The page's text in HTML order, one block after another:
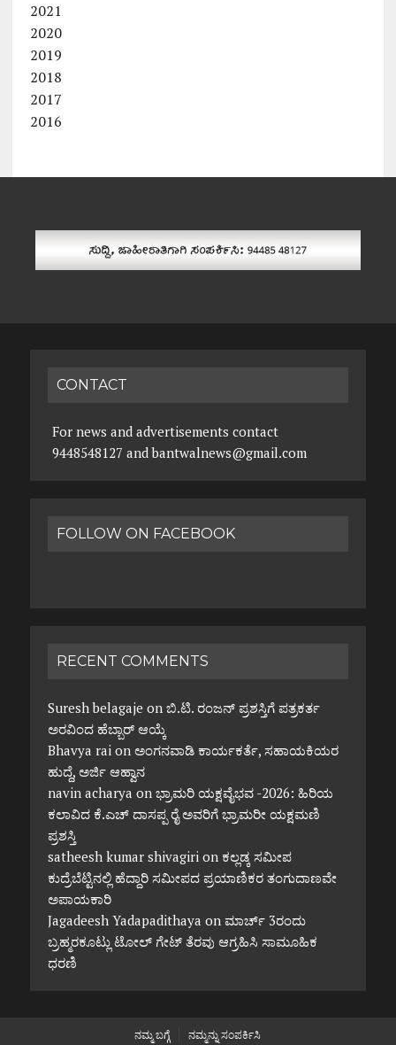
2021
2020
2019
2018
2017
2016
CONTACT
For news and advertisements contact
9448548127 and bantwalnews@gmail.com
FOLLOW ON FACEBOOK
RECENT COMMENTS
Suresh belagaje on ಬಿ.ಟಿ. ರಂಜನ್ ಪ್ರಶಸ್ತಿಗೆ ಪತ್ರಕರ್ತ
ಅರವಿಂದ ಹೆಬ್ಬಾರ್ ಆಯ್ಕೆ
Bhavya raion ಅಂಗನವಾಡಿ ಕಾರ್ಯಕರ್ತೆ, ಸಹಾಯಕಿಯರ
ಹುದ್ದೆ, ಅರ್ಜಿ ಆಹ್ವಾನ
navin acharya on ಭ್ರಾಮರಿ ಯಕ್ಷವೈಭವ -2026: ಹಿರಿಯ
ಕಲಾವಿದ ಕೆ.ಎಚ್ ದಾಸಪ್ಪ ರೈ ಅವರಿಗೆ ಭ್ರಾಮರೀ ಯಕ್ಷಮಣಿ
ಪ್ರಶಸ್ತಿ
satheesh kumar shivagirion ಕಲ್ಲಡ್ಕ ಸಮೀಪ
ಕುದ್ರೆಬೆಟ್ಟಿನಲ್ಲಿ ಹೆದ್ದಾರಿ ಸಮೀಪದ ಪ್ರಯಾಣಿಕರ ತಂಗುದಾಣವೇ
ಅಪಾಯಕಾರಿ
Jagadeesh Yadapadithaya on ಮಾರ್ಚ್ 3ರಂದು
ಬ್ರಹ್ಮರಕೂಟ್ಲು ಟೋಲ್ ಗೇಟ್ ತೆರವು ಆಗ್ರಹಿಸಿ ಸಾಮೂಹಿಕ
ಧರಣಿ
ನಮ್ಮ ಬಗ್ಗೆ ನಮ್ಮನ್ನು ಸಂಪರ್ಕಿಸಿ